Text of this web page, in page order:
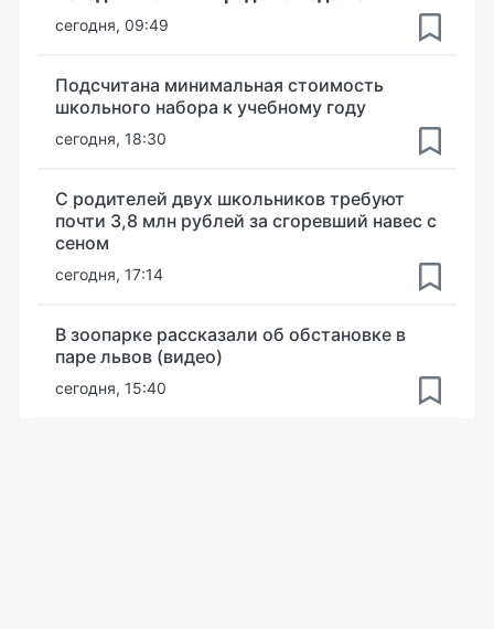
сегодня, 09:49
Подсчитана минимальная стоимость
школьного набора к учебному году
сегодня, 18:30
С родителей двух школьников требуют
почти 3,8 млн рублей за сгоревший навес с
сеном
сегодня, 17:14
В зоопарке рассказали об обстановке в
паре львов (видео)
сегодня, 15:40